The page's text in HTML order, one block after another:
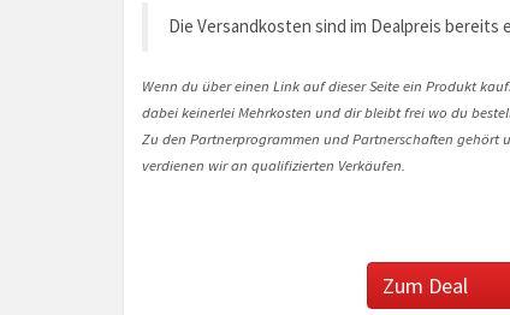
Die Versandkosten sind im Dealpreis
Wenn du über einen Link auf dieser Seite ein Produkt
dabei keinerlei Mehrkosten und dir bleibt frei wo du
Zu den Partnerprogrammen und Partnerschaften gehört
verdienen wir an qualifizierten Verkäufen.
Zum Deal